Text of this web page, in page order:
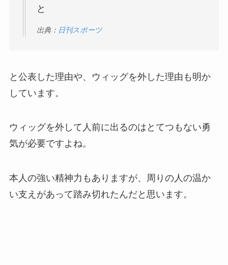
と
出典： 日刊スポーツ
と公表した理由や、ウィッグを外した理由も明か
しています。
ウィッグを外して人前に出るのはとてつもない勇
気が必要ですよね。
本人の強い精神力もありますが、周りの人の温か
い支えがあって踏み切れたんだと思います。